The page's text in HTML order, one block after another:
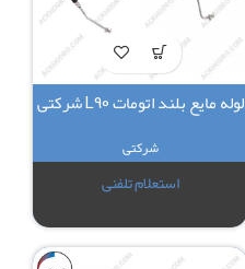
لوله مایع بلند اتومات L90 شرکتی
شرکتی
استعلام تلفنی